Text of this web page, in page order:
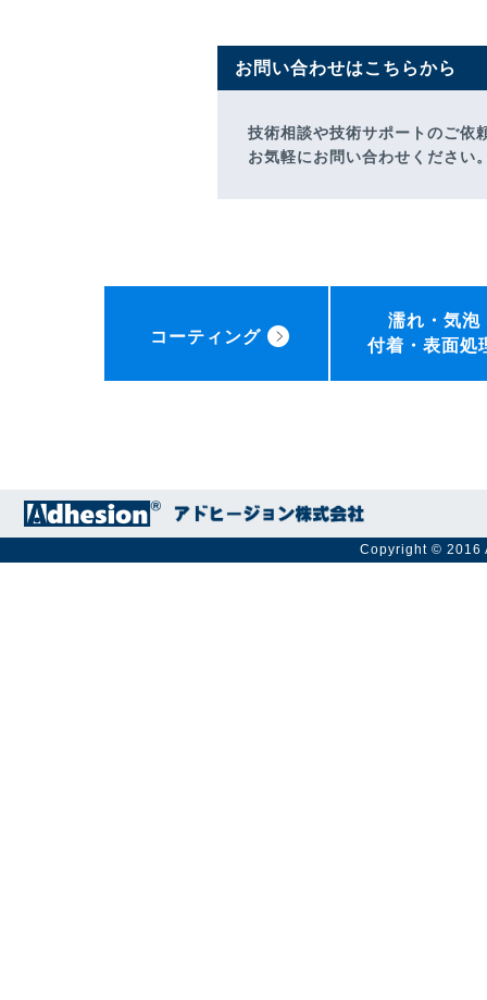
お問い合わせはこちらから
技術相談や技術サポートのご依
お気軽にお問い合わせください
コーティング
濡れ・気泡
付着・表面処
Copyright © 2016